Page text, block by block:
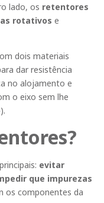
lado, os retentores
rotativos e
dois materiais
dar resistência
no alojamento e
o eixo sem lhe
evitar
que impurezas
os componentes da